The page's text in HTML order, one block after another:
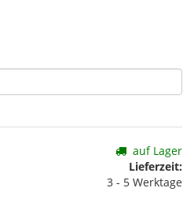
auf Lager
Lieferzeit:
3 - 5 Werktage